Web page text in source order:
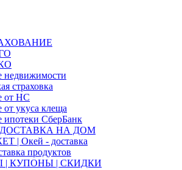
недвижимости
страховка
от НС
от укуса клеща
ипотеки СберБанк
НА ДОМ
| Окей - доставка
продуктов
КУПОНЫ | СКИДКИ